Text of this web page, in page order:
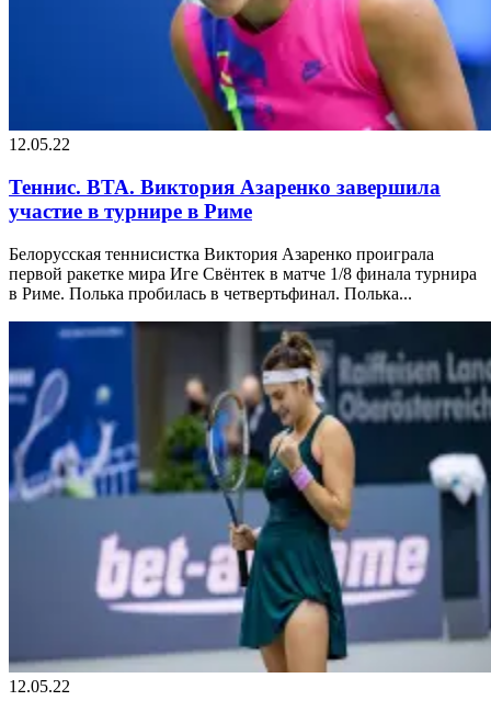
12.05.22
Теннис. ВТА. Виктория Азаренко завершила
участие в турнире в Риме
Белорусская теннисистка Виктория Азаренко проиграла
первой ракетке мира Иге Свёнтек в матче 1/8 финала турнира
в Риме. Полька пробилась в четвертьфинал. Полька...
12.05.22